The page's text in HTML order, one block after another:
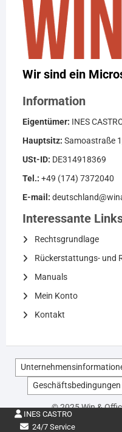
Wir sind ein
Information
Eigentümer: INES
Hauptsitz: Samoastraße
USt-ID: DE314918369
Tel.: +49 (174) 7372040
E-mail:
Interessante
Rechtsgrundlage
Rückerstattungs- und
Manuals
Mein Konto
Kontakt
Geschäftsbedingungen
© 2025 Win &
INES CASTRO
24/7 Service